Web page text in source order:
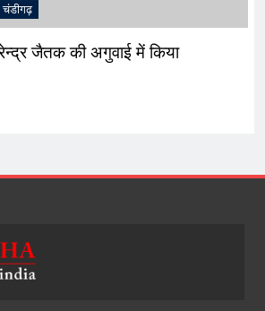
चंडीगढ़
जैतक की अगुवाई में किया